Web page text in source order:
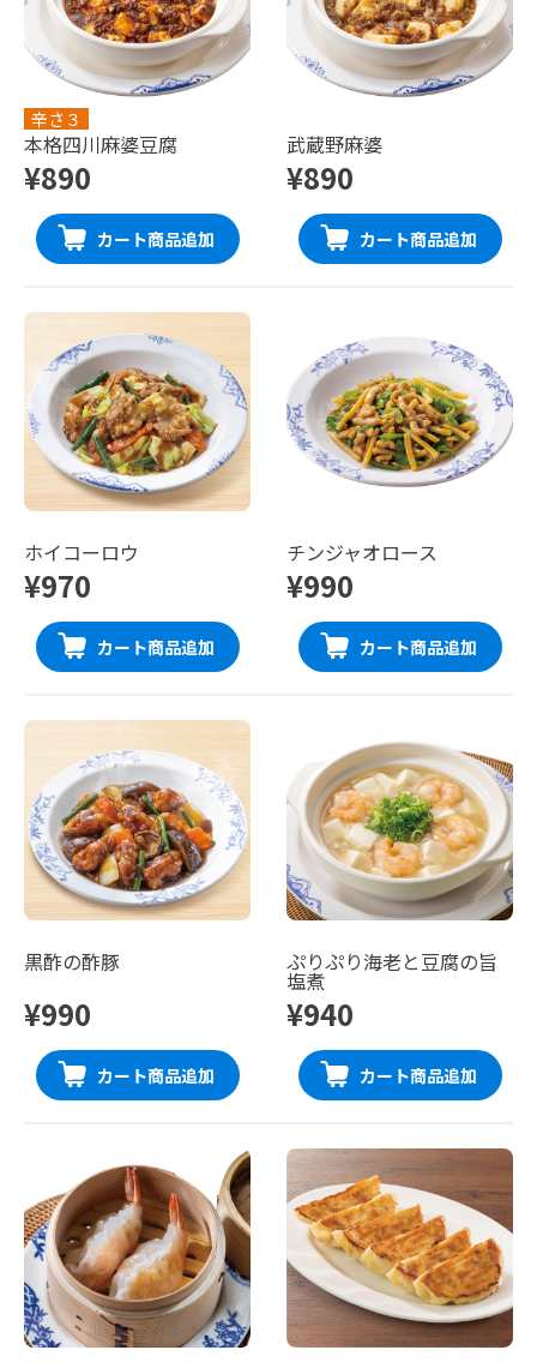
辛さ３
本格四川麻婆豆腐
¥890
カート商品追加
武蔵野麻婆
¥890
カート商品追加
ホイコーロウ
¥970
カート商品追加
チンジャオロース
¥990
カート商品追加
黒酢の酢豚
¥990
カート商品追加
ぷりぷり海老と豆腐の旨
塩煮
¥940
カート商品追加